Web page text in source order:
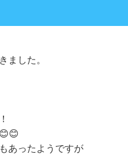
ました。
あったようですが